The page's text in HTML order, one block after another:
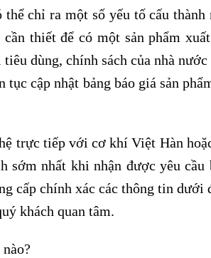
chỉ ra một số yếu tố cấu thành
thiết để có một sản phẩm
dùng, chính sách của nhà
cập nhật bảng báo giá sản
trực tiếp với cơ khí Việt Hàn
nhất khi nhận được yêu cầu
cấp chính xác các thông tin dưới
khách quan tâm.